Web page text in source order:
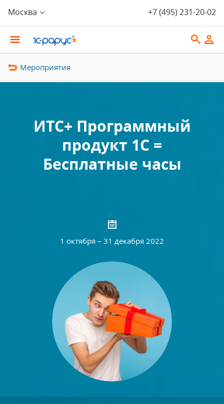
Москва +7 (495) 231-20-02
Мероприятия
ИТС+ Программный
продукт 1С =
Бесплатные часы
1 октября – 31 декабря 2022